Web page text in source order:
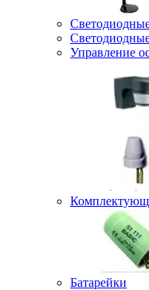
Управление
Батарейки